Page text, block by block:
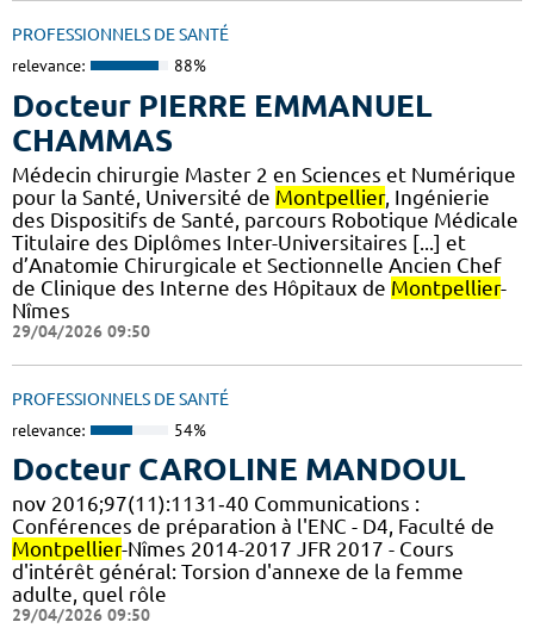
PROFESSIONNELS DE SANTÉ
relevance: 88%
Docteur PIERRE EMMANUEL
CHAMMAS
Médecin chirurgie Master 2 en Sciences et Numérique
pour la Santé, Université de Montpellier, Ingénierie
des Dispositifs de Santé, parcours Robotique Médicale
Titulaire des Diplômes Inter-Universitaires [...] et
d’Anatomie Chirurgicale et Sectionnelle Ancien Chef
de Clinique des Interne des Hôpitaux de Montpellier-
Nîmes
29/04/2026 09:50
PROFESSIONNELS DE SANTÉ
relevance: 54%
Docteur CAROLINE MANDOUL
nov 2016;97(11):1131‑40 Communications :
Conférences de préparation à l'ENC - D4, Faculté de
Montpellier-Nîmes 2014-2017 JFR 2017 - Cours
d'intérêt général: Torsion d'annexe de la femme
adulte, quel rôle
29/04/2026 09:50